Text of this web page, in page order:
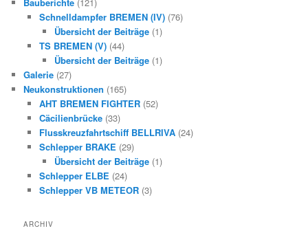
Schnelldampfer BREMEN (IV)(76)
Übersicht der Beiträge (1)
TS BREMEN (V)(44)
Übersicht der Beiträge (1)
Galerie (27)
Neukonstruktionen (165)
AHT BREMEN FIGHTER(52)
Cäcilienbrücke(33)
Flusskreuzfahrtschiff BELLRIVA(24)
Schlepper BRAKE(29)
Übersicht der Beiträge (1)
Schlepper ELBE(24)
Schlepper VB METEOR(3)
ARCHIV